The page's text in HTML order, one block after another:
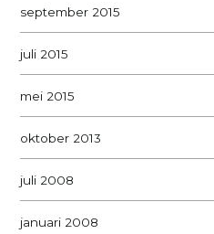
september 2015
juli 2015
mei 2015
oktober 2013
juli 2008
januari 2008